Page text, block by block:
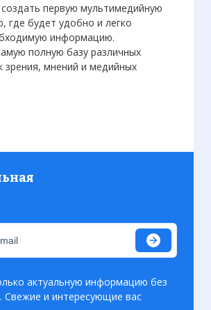
первую мультимедийную
где будет удобно и легко
информацию.
полную базу различных
зрения, мнений и медийных
актуальную информацию без
Свежие и интересующие вас